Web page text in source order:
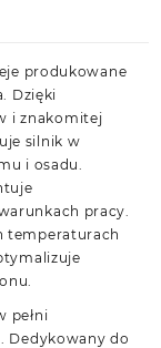
produkowane
Dzięki
i znakomitej
silnik w
i osadu.
pracy.
temperaturach
pełni
Dedykowany do